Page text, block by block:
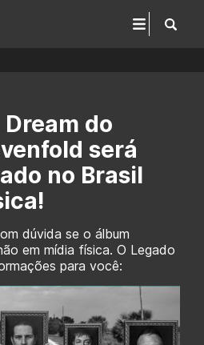
do
será
no Brasil
dúvida se o álbum
em mídia física. O Legado
para você: